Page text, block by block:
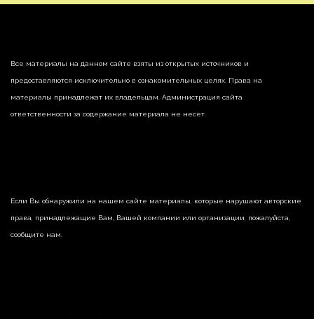
Все материалы на данном сайте взяты из открытых источников и
предоставляются исключительно в ознакомительных целях. Права на
материалы принадлежат их владельцам. Администрация сайта
ответственности за содержание материала не несет.
Если Вы обнаружили на нашем сайте материалы, которые нарушают авторские
права, принадлежащие Вам, Вашей компании или организации, пожалуйста,
сообщите нам.